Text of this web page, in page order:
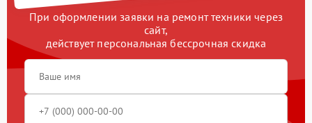
При оформлении заявки на ремонт техники через
сайт,
действует персональная бессрочная скидка